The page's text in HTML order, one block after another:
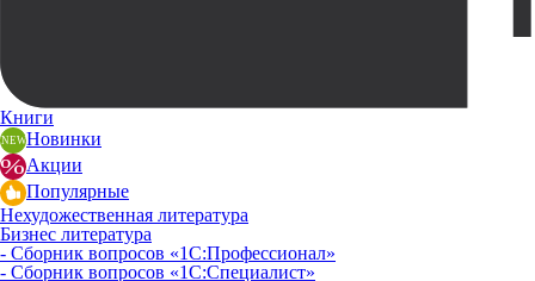
Книги
Новинки
Акции
Популярные
Нехудожественная литература
Бизнес литература
- Сборник вопросов «1С:Профессионал»
- Сборник вопросов «1С:Специалист»